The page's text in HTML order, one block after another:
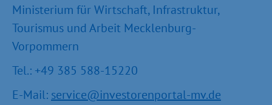
Ministerium für Wirtschaft, Infrastruktur,
Tourismus und Arbeit Mecklenburg-
Vorpommern
Tel.: +49 385 588-15220
E-Mail: service@investorenportal-mv.de